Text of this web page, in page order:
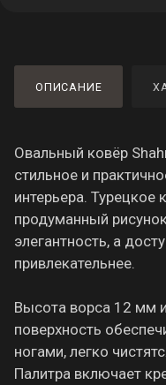
ОПИСАНИЕ
Овальный ковёр
стильное и
интерьера. Турецкое
продуманный
элегантность, а
привлекательнее.
Высота ворса 12 мм
поверхность
ногами, легко
Палитра включает